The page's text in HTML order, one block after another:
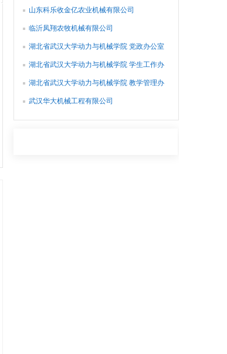
山东科乐收金亿农业机械有限公司
临沂凤翔农牧机械有限公司
湖北省武汉大学动力与机械学院 党政办公室
湖北省武汉大学动力与机械学院 学生工作办
湖北省武汉大学动力与机械学院 教学管理办
武汉华大机械工程有限公司